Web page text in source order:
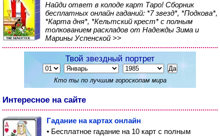
Найди ответ в колоде карт Таро! Сборник
бесплатных онлайн гаданий: *7 звезд*, *Подкова*,
*Карта дня*, *Кельтский крест* с полным
толкованием раскладов от Надежды Зима и
Марины Успенской >>
Твой звездный портрет
Кто ты по лучшим гороскопам мира
Интересное на сайте
Гадание на картах онлайн
• Бесплатное гадание на 10 карт с полным